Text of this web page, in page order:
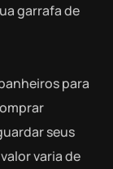
garrafa de
para
seus
varia de